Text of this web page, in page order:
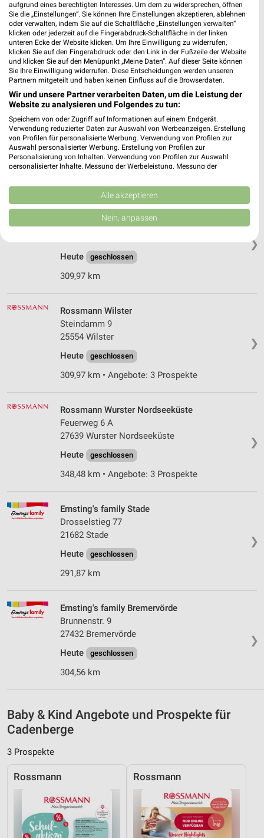
Ernsting's family Cuxhaven
Nordersteinstraße 7
27472 Cuxhaven
Heute geschlossen
346,94 km
Nordersteinstr. 36
27472 Cuxhaven
Heute geschlossen
❯
Ernsting's family Wilster
Steindamm 9
Heute
geschlossen
309,97 km
❯
Rossmann Wilster
Steindamm 9
25554 Wilster
Heute
geschlossen
309,97 km • Angebote: 3 Prospekte
❯
Rossmann Wurster Nordseeküste
Feuerweg 6 A
27639 Wurster Nordseeküste
Heute
geschlossen
348,48 km • Angebote: 3 Prospekte
❯
Ernsting's family Stade
Drosselstieg 77
21682 Stade
Heute
geschlossen
291,87 km
❯
Ernsting's family Bremervörde
Brunnenstr. 9
27432 Bremervörde
Heute
geschlossen
304,56 km
Baby & Kind Angebote und Prospekte für
Cadenberge
3 Prospekte
Rossmann Rossmann
aufgrund eines berechtigten Interesses. Um dem zu widersprechen, öffnen
Sie die „Einstellungen“. Sie können Ihre Einstellungen akzeptieren, ablehnen
oder verwalten, indem Sie auf die Schaltfläche „Einstellungen verwalten“
klicken oder jederzeit auf die Fingerabdruck-Schaltfläche in der linken
unteren Ecke der Website klicken. Um Ihre Einwilligung zu widerrufen,
klicken Sie auf den Fingerabdruck oder den Link in der Fußzeile der Website
und klicken Sie auf den Menüpunkt „Meine Daten“. Auf dieser Seite können
Sie Ihre Einwilligung widerrufen. Diese Entscheidungen werden unseren
Partnern mitgeteilt und haben keinen Einfluss auf die Browserdaten.
Wir und unsere Partner verarbeiten Daten, um die Leistung der
Website zu analysieren und Folgendes zu tun:
Speichern von oder Zugriff auf Informationen auf einem Endgerät.
Verwendung reduzierter Daten zur Auswahl von Werbeanzeigen. Erstellung
von Profilen für personalisierte Werbung. Verwendung von Profilen zur
Auswahl personalisierter Werbung. Erstellung von Profilen zur
Personalisierung von Inhalten. Verwendung von Profilen zur Auswahl
personalisierter Inhalte. Messung der Werbeleistung. Messung der
Kombinationen von Daten aus verschiedenen Quellen. Entwicklung und
Verbesserung der Angebote. Verwendung reduzierter Daten zur Auswahl
von Inhalten.
Daten können außerhalb der Europäischen Union weitergegeben und in die
USA gesendet werden.
Website/App.
Partnerliste anzeigen (1 IAB-Anbieter)
Wir nutzen Ihre Daten für folgende Zwecke:
Speichern von oder Zugriff auf Informationen
auf einem Endgerät
Verwendung reduzierter Daten zur Auswahl von
Werbeanzeigen
Erstellung von Profilen für personalisierte
Verwendung von Profilen zur Auswahl
personalisierter Werbung
von Inhalten
Verwendung von Profilen zur Auswahl
Messung der Werbeleistung
Messung der Performance von Inhalten
Analyse von Zielgruppen durch Statistiken oder
Kombinationen von Daten aus verschiedenen
Entwicklung und Verbesserung der Angebote
Verwendung reduzierter Daten zur Auswahl von
Verwendung genauer Standortdaten
Informationen identifizieren
Nicht-IAB-Verarbeitungszwecke:
Notwendig
Performance
Funktional
Werbung
Alle akzeptieren
Nein, anpassen